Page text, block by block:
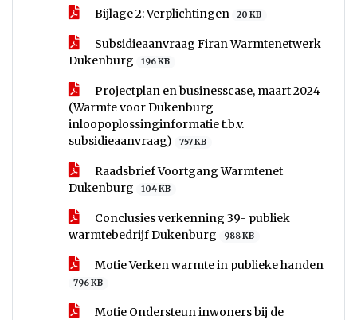
Bijlage 2: Verplichtingen 20 KB
Subsidieaanvraag Firan Warmtenetwerk
Dukenburg
196 KB
Projectplan en businesscase, maart 2024
(Warmte voor Dukenburg
inloopoplossinginformatie t.b.v.
subsidieaanvraag)
757 KB
Raadsbrief Voortgang Warmtenet
Dukenburg
104 KB
Conclusies verkenning 39- publiek
warmtebedrijf Dukenburg
988 KB
Motie Verken warmte in publieke handen
796 KB
Motie Ondersteun inwoners bij de